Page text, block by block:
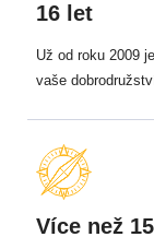
16 let
Už od roku 2009
vaše
Více než